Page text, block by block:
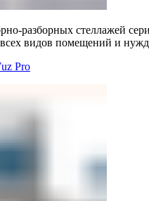
разборных стеллажей
видов помещений и
Pro